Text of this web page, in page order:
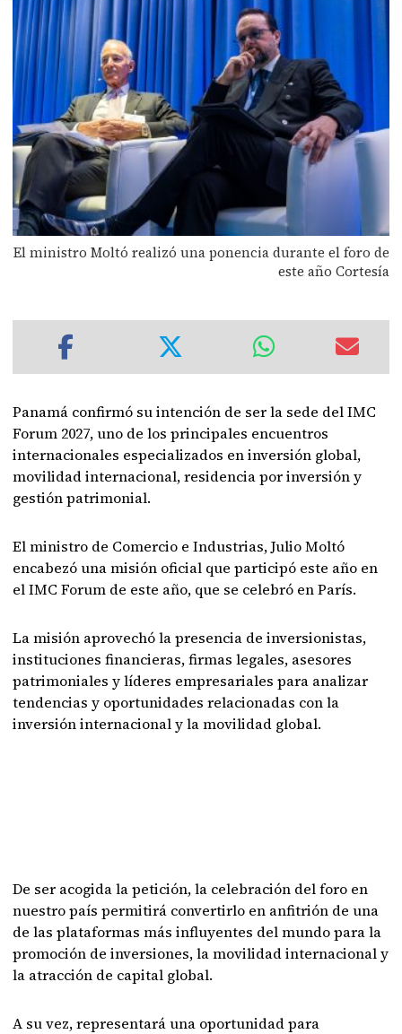
El ministro Moltó realizó una ponencia durante el foro de
este año Cortesía
Panamá confirmó su intención de ser la sede del IMC
Forum 2027, uno de los principales encuentros
internacionales especializados en inversión global,
movilidad internacional, residencia por inversión y
gestión patrimonial.
El ministro de Comercio e Industrias, Julio Moltó
encabezó una misión oficial que participó este año en
el IMC Forum de este año, que se celebró en París.
La misión aprovechó la presencia de inversionistas,
instituciones financieras, firmas legales, asesores
patrimoniales y líderes empresariales para analizar
tendencias y oportunidades relacionadas con la
inversión internacional y la movilidad global.
De ser acogida la petición, la celebración del foro en
nuestro país permitirá convertirlo en anfitrión de una
de las plataformas más influyentes del mundo para la
promoción de inversiones, la movilidad internacional y
la atracción de capital global.
A su vez, representará una oportunidad para